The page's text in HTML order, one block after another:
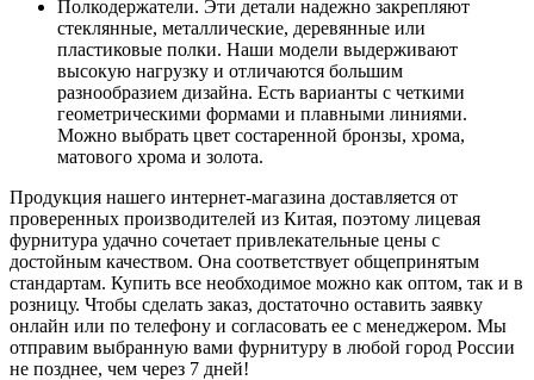
Полкодержатели. Эти детали надежно закрепляют
стеклянные, металлические, деревянные или
пластиковые полки. Наши модели выдерживают
высокую нагрузку и отличаются большим
разнообразием дизайна. Есть варианты с четкими
геометрическими формами и плавными линиями.
Можно выбрать цвет состаренной бронзы, хрома,
матового хрома и золота.
Продукция нашего интернет-магазина доставляется от
проверенных производителей из Китая, поэтому лицевая
фурнитура удачно сочетает привлекательные цены с
достойным качеством. Она соответствует общепринятым
стандартам. Купить все необходимое можно как оптом, так и в
розницу. Чтобы сделать заказ, достаточно оставить заявку
онлайн или по телефону и согласовать ее с менеджером. Мы
отправим выбранную вами фурнитуру в любой город России
не позднее, чем через 7 дней!